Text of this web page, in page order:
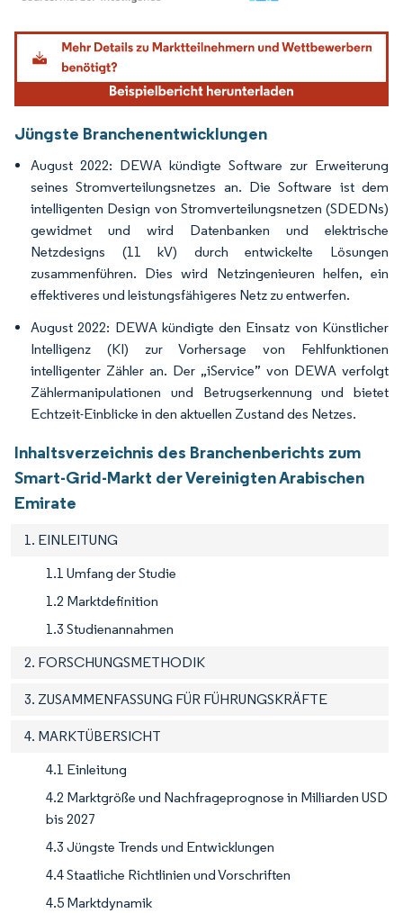
Bild © Mordor Intelligence. Wiederverwendung erfordert Namensnennung gemäß
Jüngste Branchenentwicklungen
August 2022: DEWA kündigte Software zur Erweiterung
seines Stromverteilungsnetzes an. Die Software ist dem
intelligenten Design von Stromverteilungsnetzen (SDEDNs)
gewidmet und wird Datenbanken und elektrische
Netzdesigns (11 kV) durch entwickelte Lösungen
zusammenführen. Dies wird Netzingenieuren helfen, ein
effektiveres und leistungsfähigeres Netz zu entwerfen.
August 2022: DEWA kündigte den Einsatz von Künstlicher
Intelligenz (KI) zur Vorhersage von Fehlfunktionen
intelligenter Zähler an. Der „iService” von DEWA verfolgt
Zählermanipulationen und Betrugserkennung und bietet
Echtzeit-Einblicke in den aktuellen Zustand des Netzes.
Inhaltsverzeichnis des Branchenberichts zum
Smart-Grid-Markt der Vereinigten Arabischen
Emirate
1. EINLEITUNG
1.1 Umfang der Studie
1.2 Marktdefinition
1.3 Studienannahmen
2. FORSCHUNGSMETHODIK
3. ZUSAMMENFASSUNG FÜR FÜHRUNGSKRÄFTE
4. MARKTÜBERSICHT
4.1 Einleitung
4.2 Marktgröße und Nachfrageprognose in Milliarden USD
bis 2027
4.3 Jüngste Trends und Entwicklungen
4.4 Staatliche Richtlinien und Vorschriften
4.5 Marktdynamik